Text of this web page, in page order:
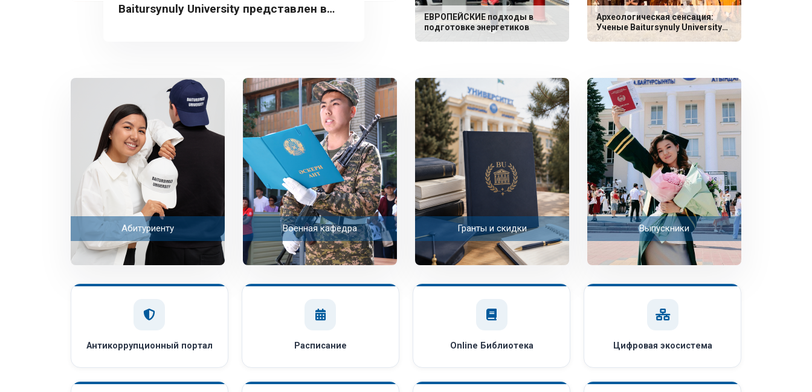
Baitursynuly University представлен в
ЕВРОПЕЙСКИЕ подходы в
подготовке энергетиков
Археологическая сенсация:
Ученые Baitursynuly University
обнаружили уникальные
Абитуриенту Военная кафедра Гранты и скидки Выпускники
Антикоррупционный портал Расписание Online Библиотека Цифровая экосистема